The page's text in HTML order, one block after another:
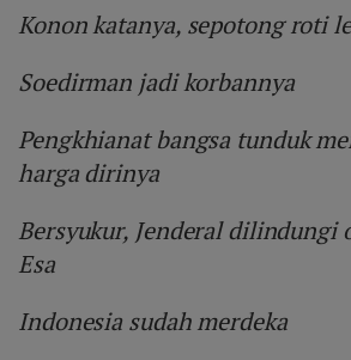
Konon katanya, sepotong roti
Soedirman jadi korbannya
Pengkhianat bangsa tunduk
harga dirinya
Bersyukur, Jenderal dilindungi
Esa
Indonesia sudah merdeka